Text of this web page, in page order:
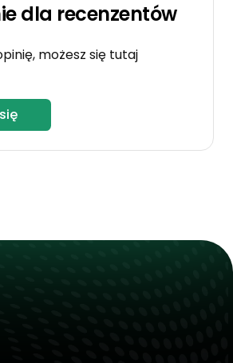
dla recenzentów
możesz się tutaj